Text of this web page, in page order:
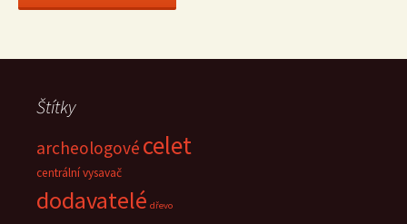
Štítky
archeologové celet
centrální vysavač
dodavatelé dřevo